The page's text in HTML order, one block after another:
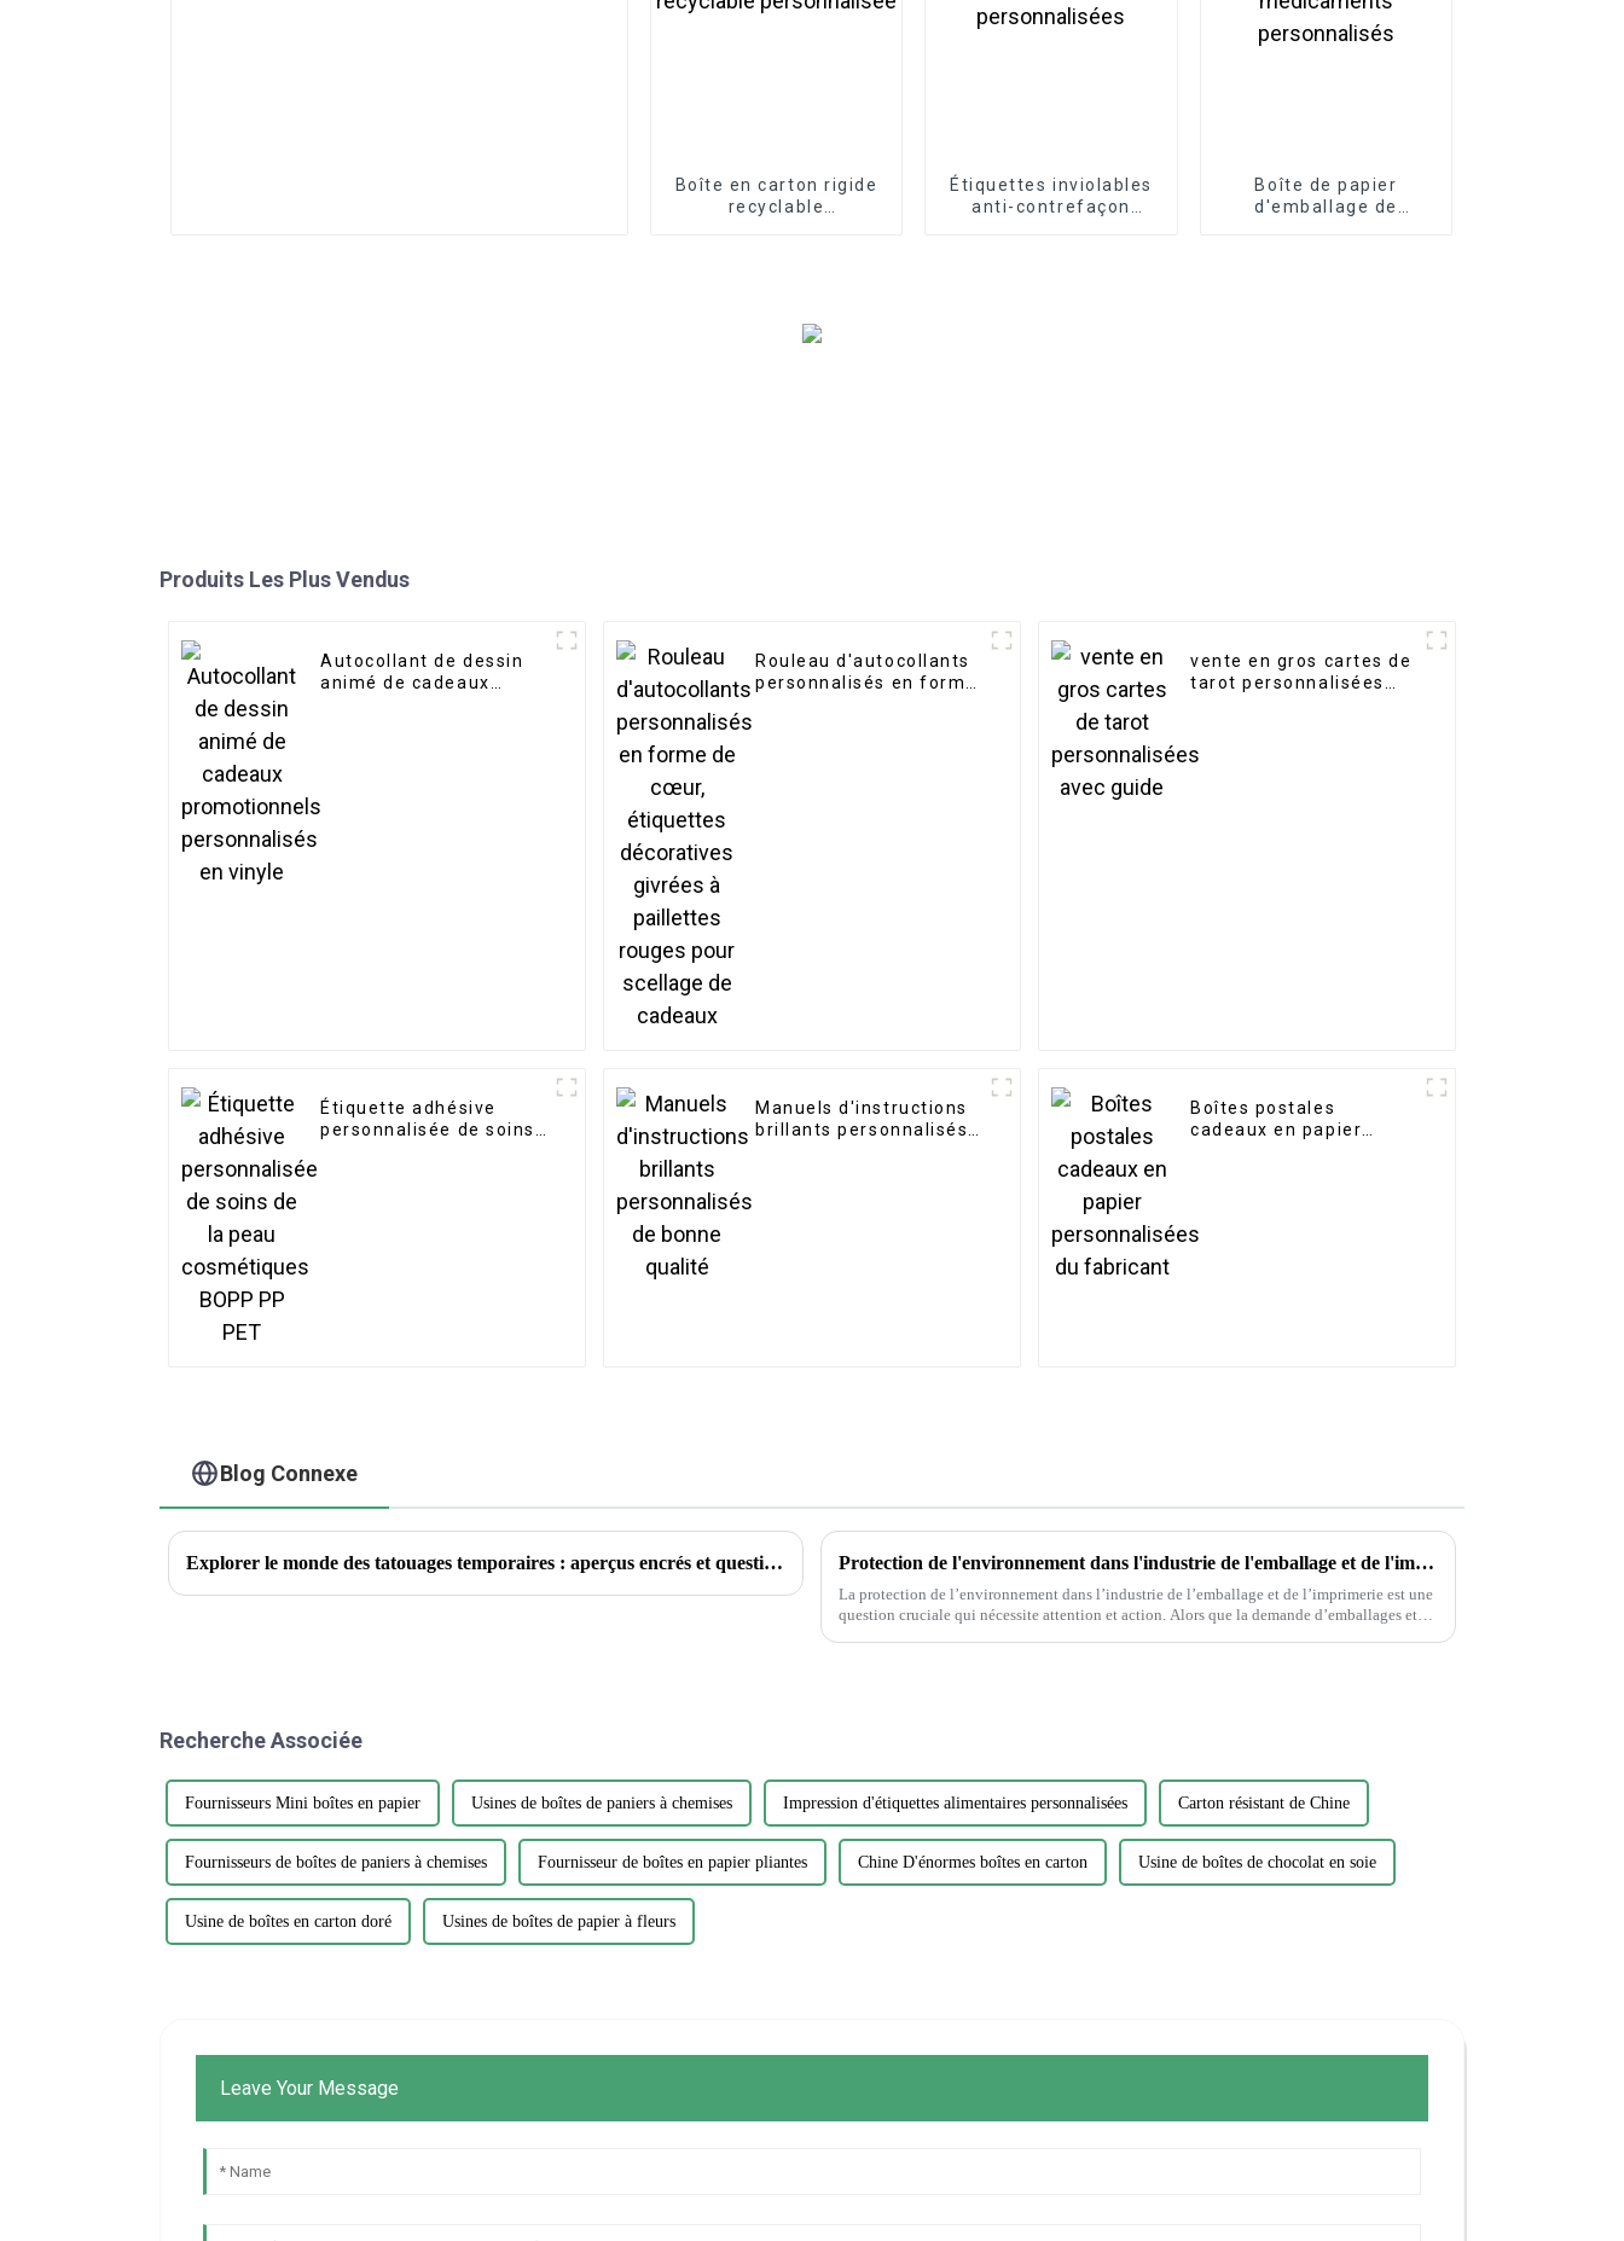
Boîte en carton rigide
recyclable
Étiquettes inviolables
anti-contrefaçon
Boîte de papier
d'emballage de
Produits Les Plus Vendus
Autocollant de dessin
animé de cadeaux
Rouleau d'autocollants
personnalisés en forme
vente en gros cartes de
tarot personnalisées
Étiquette adhésive
personnalisée de soins
Manuels d'instructions
brillants personnalisés
Boîtes postales
cadeaux en papier
Blog Connexe
Explorer le monde des tatouages ​​temporaires : aperçus encrés et questions courantes Protection de l'environnement dans l'industrie de l'emballage et de l'imprimerie
La protection de l’environnement dans l’industrie de l’emballage et de l’imprimerie est une
question cruciale qui nécessite attention et action. Alors que la demande d’emballages et
Recherche Associée
Fournisseurs Mini boîtes en papier Usines de boîtes de paniers à chemises Impression d'étiquettes alimentaires personnalisées Carton résistant de Chine
Fournisseurs de boîtes de paniers à chemises Fournisseur de boîtes en papier pliantes Chine D'énormes boîtes en carton Usine de boîtes de chocolat en soie
Usine de boîtes en carton doré Usines de boîtes de papier à fleurs
Leave Your Message